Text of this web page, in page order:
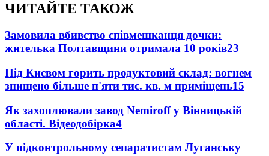
ЧИТАЙТЕ ТАКОЖ
Замовила вбивство співмешканця дочки:
жителька Полтавщини отримала 10 років23
Під Києвом горить продуктовий склад: вогнем
знищено більше п'яти тис. кв. м приміщень15
Як захоплювали завод Nemiroff у Вінницькій
області. Відеодобірка4
У підконтрольному сепаратистам Луганську